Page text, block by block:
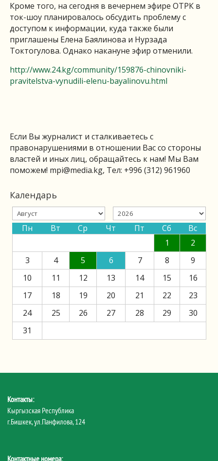
Кроме того, на сегодня в вечернем эфире ОТРК в
ток-шоу планировалось обсудить проблему с
доступом к информации, куда также были
приглашены Елена Баялинова и Нурзада
Токтогулова. Однако накануне эфир отменили.
http://www.24.kg/community/159876-chinovniki-
pravitelstva-vynudili-elenu-bayalinovu.html
Если Вы журналист и сталкиваетесь с
правонарушениями в отношении Вас со стороны
властей и иных лиц, обращайтесь к нам! Мы Вам
поможем! mpi@media.kg, Тел: +996 (312) 961960
Календарь
Пн Вт Ср Чт Пт Сб
Вс
1
2
3
4 5 6 7 8
9
10
11 12 13 14 15
16
17
18 19 20 21 22
23
24
25 26 27 28 29
30
31
Контакты:
Кыргызская Республика
г.Бишкек, ул.Панфилова, 124
Контактные номера: